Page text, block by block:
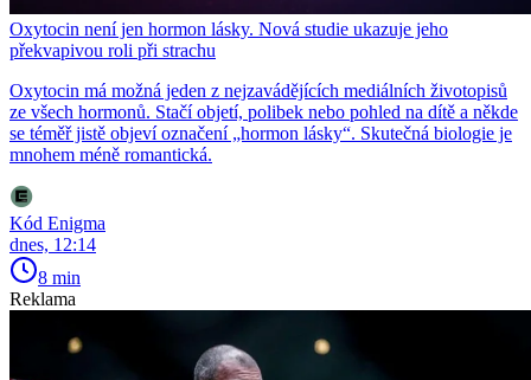
Oxytocin není jen hormon lásky. Nová studie ukazuje jeho
překvapivou roli při strachu
Oxytocin má možná jeden z nejzavádějících mediálních životopisů
ze všech hormonů. Stačí objetí, polibek nebo pohled na dítě a někde
se téměř jistě objeví označení „hormon lásky“. Skutečná biologie je
mnohem méně romantická.
Kód Enigma
dnes, 12:14
8 min
Reklama